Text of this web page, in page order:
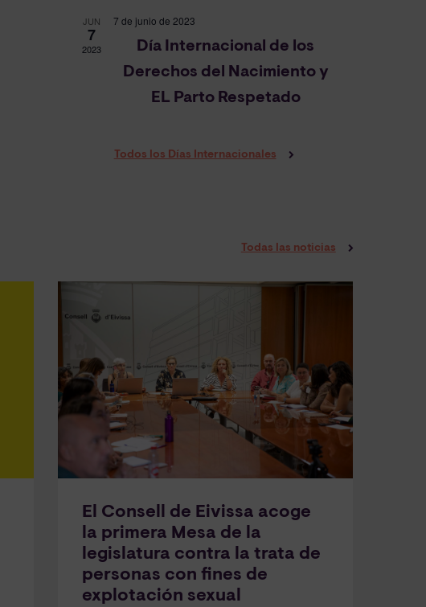
JUN
7
2023
7 de junio de 2023
Día Internacional de los
Derechos del Nacimiento y
EL Parto Respetado
Todos los Días Internacionales
Todas las noticias
El Consell de Eivissa acoge
la primera Mesa de la
legislatura contra la trata de
personas con fines de
explotación sexual